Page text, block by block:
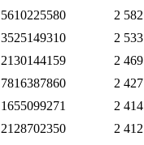
5610225580
2 582
3525149310
2 533
2130144159
2 469
7816387860
2 427
1655099271
2 414
2128702350
2 412